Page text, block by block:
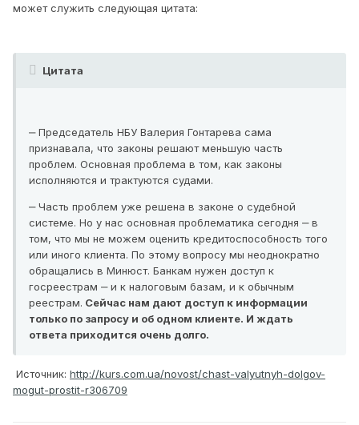
мoжeт cлyжить cледующaя цитатa:
Цитата
‒ Председатель НБУ Валерия Гонтарева сама
признавала, что законы решают меньшую часть
проблем. Основная проблема в том, как законы
исполняются и трактуются судами.
‒ Часть проблем уже решена в законе о судебной
системе. Но у нас основная проблематика сегодня ‒ в
том, что мы не можем оценить кредитоспособность того
или иного клиента. По этому вопросу мы неоднократно
обращались в Минюст. Банкам нужен доступ к
госреестрам ‒ и к налоговым базам, и к обычным
реестрам. Сейчас нам дают доступ к информации
только по запросу и об одном клиенте. И ждать
ответа приходится очень долго.
Источник: http://kurs.com.ua/novost/chast-valyutnyh-dolgov-
mogut-prostit-r306709